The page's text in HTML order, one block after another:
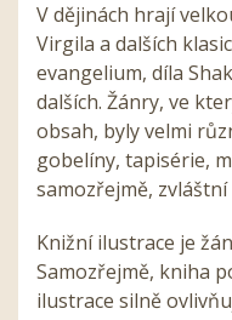
V dějinách hrají
Virgila a dalších
evangelium, díla
dalších. Žánry, ve
obsah, byly velmi
gobelíny, tapisérie,
samozřejmě,
Knižní ilustrace je
Samozřejmě, kniha
ilustrace silně